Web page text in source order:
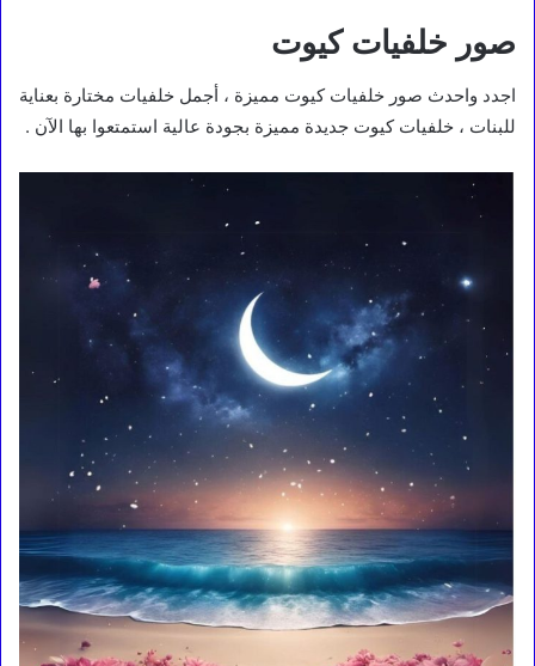
صور خلفيات كيوت
اجدد واحدث صور خلفيات كيوت مميزة ، أجمل خلفيات مختارة بعناية
للبنات ، خلفيات كيوت جديدة مميزة بجودة عالية استمتعوا بها الآن .